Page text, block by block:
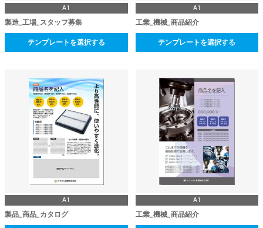
A1
製造_工場_スタッフ募集
テンプレートを選択する
A1
工業_機械_商品紹介
テンプレートを選択する
A1
製品_商品_カタログ
A1
工業_機械_商品紹介